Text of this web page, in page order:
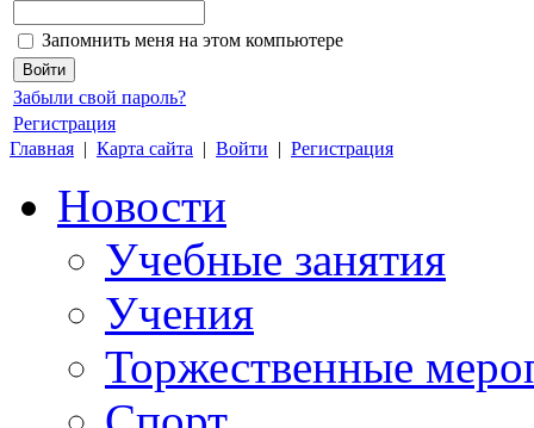
Запомнить меня на этом компьютере
Забыли свой пароль?
Регистрация
Главная | Карта сайта | Войти | Регистрация
Новости
Учебные занятия
Учения
Торжественные